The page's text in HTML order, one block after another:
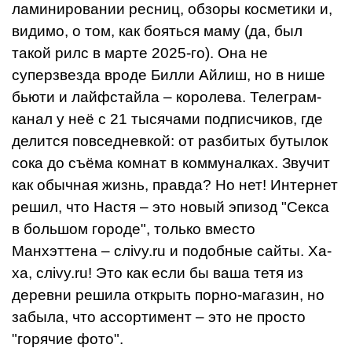
ламинировании ресниц, обзоры косметики и,
видимо, о том, как бояться маму (да, был
такой рилс в марте 2025-го). Она не
суперзвезда вроде Билли Айлиш, но в нише
бьюти и лайфстайла – королева. Телеграм-
канал у неё с 21 тысячами подписчиков, где
делится повседневкой: от разбитых бутылок
сока до съёма комнат в коммуналках. Звучит
как обычная жизнь, правда? Но нет! Интернет
решил, что Настя – это новый эпизод "Секса
в большом городе", только вместо
Манхэттена – слivy.ru и подобные сайты. Ха-
ха, слivy.ru! Это как если бы ваша тетя из
деревни решила открыть порно-магазин, но
забыла, что ассортимент – это не просто
"горячие фото".